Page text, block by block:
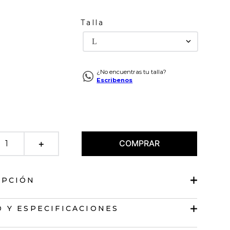
Talla
L
¿No encuentras tu talla?
Escribenos
＋ COMPRAR
Y ESPECIFICACIONES